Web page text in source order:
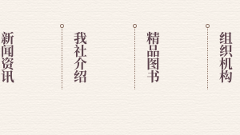
新
闻
资
讯
我
社
介
绍
精
品
图
书
组
织
机
构